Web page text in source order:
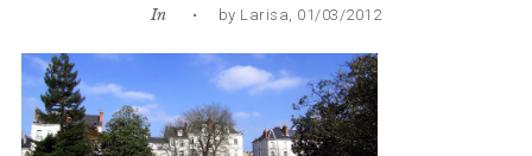
In • by Larisa, 01/03/2012